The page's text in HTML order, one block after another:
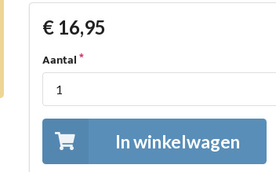
€ 16,95
Aantal
In winkelwagen